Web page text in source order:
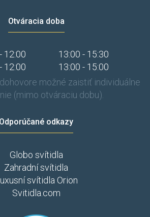
Otváracia doba
12:00
13:00 - 15:30
12:00
13:00 - 15:00
možné zaistiť individuálne
(mimo otváraciu dobu).
Odporúčané odkazy
Globo svítidla
Zahradní svítidla
svítidla Orion
Svitidla.com